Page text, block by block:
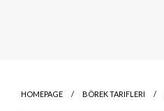
HOMEPAGE BÖREK TARIFLERI